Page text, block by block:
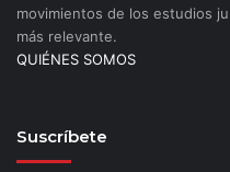
movimientos de los estudios
más relevante.
QUIÉNES SOMOS
Suscríbete